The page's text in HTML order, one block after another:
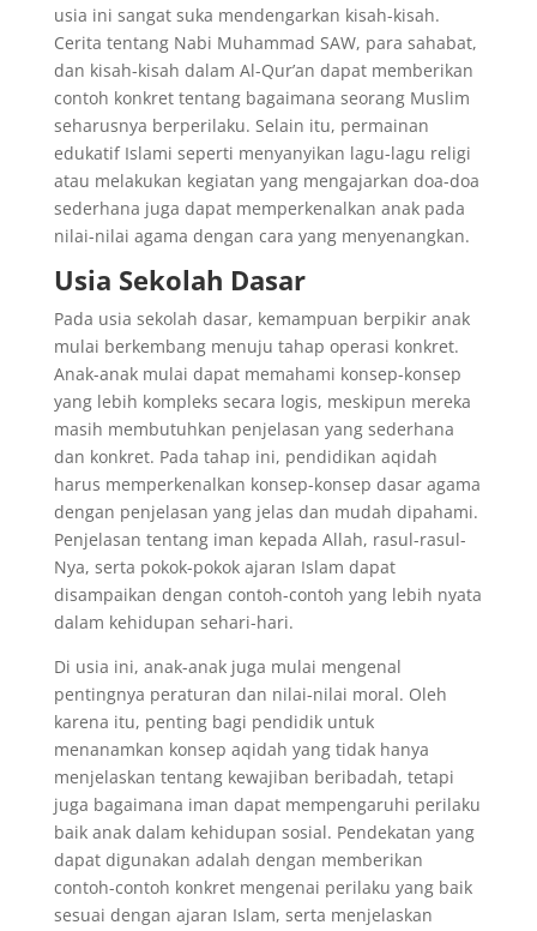
usia ini sangat suka mendengarkan kisah-kisah.
Cerita tentang Nabi Muhammad SAW, para sahabat,
dan kisah-kisah dalam Al-Qur’an dapat memberikan
contoh konkret tentang bagaimana seorang Muslim
seharusnya berperilaku. Selain itu, permainan
edukatif Islami seperti menyanyikan lagu-lagu religi
atau melakukan kegiatan yang mengajarkan doa-doa
sederhana juga dapat memperkenalkan anak pada
nilai-nilai agama dengan cara yang menyenangkan.
Usia Sekolah Dasar
Pada usia sekolah dasar, kemampuan berpikir anak
mulai berkembang menuju tahap operasi konkret.
Anak-anak mulai dapat memahami konsep-konsep
yang lebih kompleks secara logis, meskipun mereka
masih membutuhkan penjelasan yang sederhana
dan konkret. Pada tahap ini, pendidikan aqidah
harus memperkenalkan konsep-konsep dasar agama
dengan penjelasan yang jelas dan mudah dipahami.
Penjelasan tentang iman kepada Allah, rasul-rasul-
Nya, serta pokok-pokok ajaran Islam dapat
disampaikan dengan contoh-contoh yang lebih nyata
dalam kehidupan sehari-hari.
Di usia ini, anak-anak juga mulai mengenal
pentingnya peraturan dan nilai-nilai moral. Oleh
karena itu, penting bagi pendidik untuk
menanamkan konsep aqidah yang tidak hanya
menjelaskan tentang kewajiban beribadah, tetapi
juga bagaimana iman dapat mempengaruhi perilaku
baik anak dalam kehidupan sosial. Pendekatan yang
dapat digunakan adalah dengan memberikan
contoh-contoh konkret mengenai perilaku yang baik
sesuai dengan ajaran Islam, serta menjelaskan